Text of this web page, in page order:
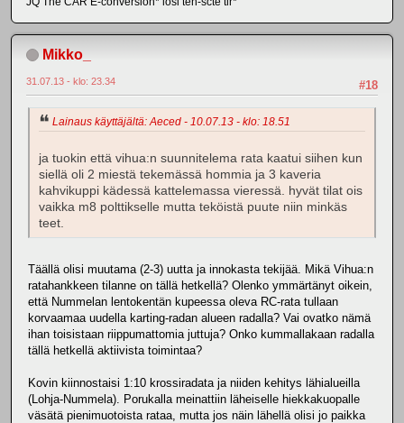
Mikko_
#18
31.07.13 - klo: 23.34
Lainaus käyttäjältä: Aeced - 10.07.13 - klo: 18.51
ja tuokin että vihua:n suunnitelema rata kaatui siihen kun
siellä oli 2 miestä tekemässä hommia ja 3 kaveria
kahvikuppi kädessä kattelemassa vieressä. hyvät tilat ois
vaikka m8 polttikselle mutta teköistä puute niin minkäs
teet.
Täällä olisi muutama (2-3) uutta ja innokasta tekijää. Mikä Vihua:n
ratahankkeen tilanne on tällä hetkellä? Olenko ymmärtänyt oikein,
että Nummelan lentokentän kupeessa oleva RC-rata tullaan
korvaamaa uudella karting-radan alueen radalla? Vai ovatko nämä
ihan toisistaan riippumattomia juttuja? Onko kummallakaan radalla
tällä hetkellä aktiivista toimintaa?
Kovin kiinnostaisi 1:10 krossiradata ja niiden kehitys lähialueilla
(Lohja-Nummela). Porukalla meinattiin läheiselle hiekkakuopalle
väsätä pienimuotoista rataa, mutta jos näin lähellä olisi jo paikka